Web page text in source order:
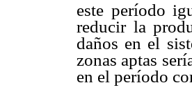
este período
reducir la
daños en el
zonas aptas
en el período